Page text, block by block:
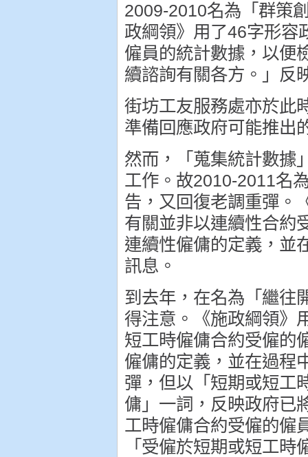
2009-2010名為「群策
政綱領》用了46字形容
僱員的統計數據，以便
續諮詢有關各方。」反
街坊工友服務處亦於此
準備回應政府可能推出
然而，「蒐集統計數據
工作。故2010-2011名
告，又回復老調重彈。
有關並非以連續性合約
連續性僱傭的定義，並
訊息。
到去年，在名為「繼往
得注意。《施政綱領》
短工時僱傭合約受僱的
僱傭的定義，並在過程
彈，但以「短期或短工
傭」一詞，反映政府已
工時僱傭合約受僱的僱
「受僱於短期或短工